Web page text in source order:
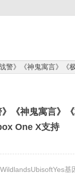
警》《神鬼寓言》《
《神鬼寓言》
One X支持